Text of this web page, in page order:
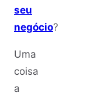
seu
negócio?
Uma
coisa
a